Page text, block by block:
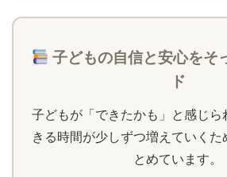
子どもの自信と安心をそ
ド
子どもが「できたかも」と感じら
きる時間が少しずつ増えていくた
とめています。